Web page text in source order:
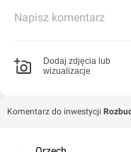
stosowania w
zakład poprzez
produkcyjnej o
oraz magazynowymi,
wewnętrzne.
Napisz komentarz
Dodaj zdjęcia lub
wizualizacje
Komentarz do inwestycji